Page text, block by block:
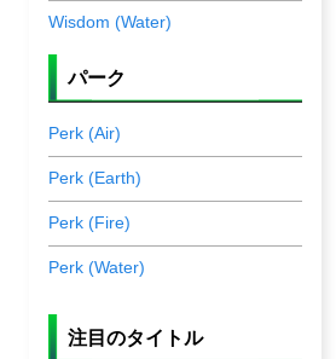
Wisdom (Water)
パーク
Perk (Air)
Perk (Earth)
Perk (Fire)
Perk (Water)
注目のタイトル